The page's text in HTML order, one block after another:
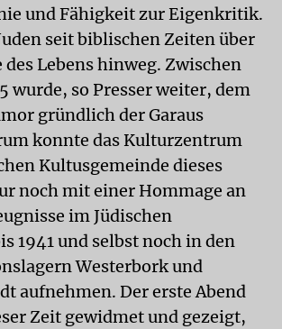
und Fähigkeit zur Eigenkritik.
seit biblischen Zeiten über
des Lebens hinweg. Zwischen
wurde, so Presser weiter, dem
gründlich der Garaus
konnte das Kulturzentrum
Kultusgemeinde dieses
noch mit einer Hommage an
im Jüdischen
1941 und selbst noch in den
Westerbork und
aufnehmen. Der erste Abend
Zeit gewidmet und gezeigt,